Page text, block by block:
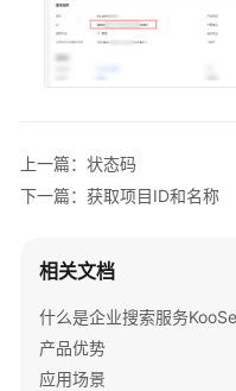
API
参
用
前
概
览
上一篇：状态码
下一篇：获取项目ID和名称
相关文档
什么是企业搜索服务
产品优势
应用场景